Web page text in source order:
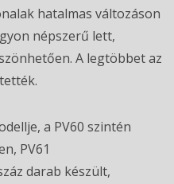
hatalmas változáson
népszerű lett,
A legtöbbet az
a PV60 szintén
PV61
darab készült,